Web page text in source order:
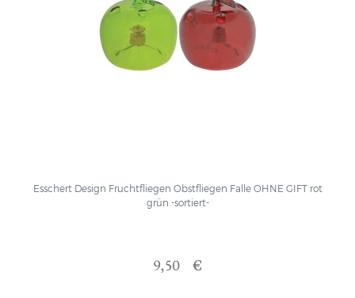
Esschert Design Fruchtfliegen Obstfliegen Falle OHNE GIFT rot
grün -sortiert-
9,50 €